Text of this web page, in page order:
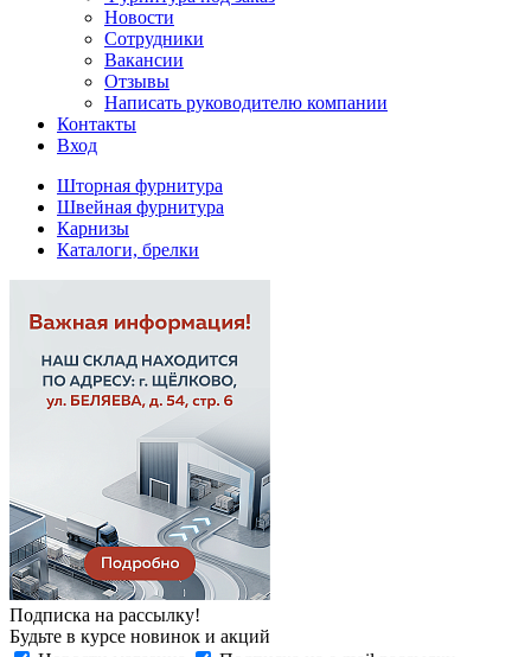
Новости
Сотрудники
Вакансии
Отзывы
Написать руководителю компании
Контакты
Вход
Шторная фурнитура
Швейная фурнитура
Карнизы
Каталоги, брелки
Подписка на рассылку!
Будьте в курсе новинок и акций